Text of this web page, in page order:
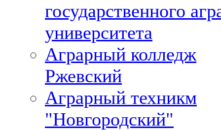
государственного
университета
Аграрный колледж
Ржевский
Аграрный техникм
"Новгородский"